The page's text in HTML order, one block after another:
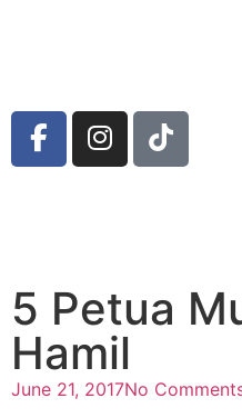
5 Petua
Hamil
June 21, 2017No